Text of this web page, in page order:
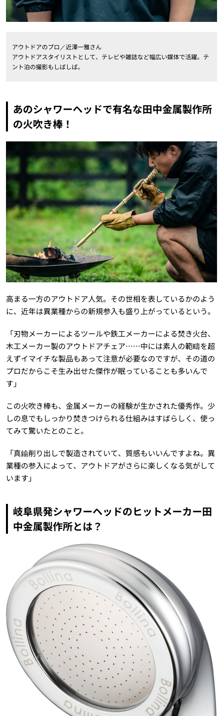
アウトドアのプロ／近澤一雅さん
アウトドアスタイリストとして、テレビや雑誌など幅広い媒体で活躍。テ
ント泊の撮影もしばしば。
あのシャワーヘッドで有名な田中金属製作所
の火吹き棒！
高まる一方のアウトドア人気。その世相を表しているかのよう
に、近年は異業種からの新規参入も盛り上がっているという。
「刃物メーカーによるツールや鉄工メーカーによる焚き火台、
木工メーカー製のアウトドアチェア……中には素人の範疇を超
えずイマイチな製品もあって注意が必要なのですが、その道の
プロだからこそ生み出せた傑作が眠っていることも多いんで
す」
この火吹き棒も、金属メーカーの経験が生かされた優秀作。少
しの息でもしっかり焚きつけられる仕組みはすばらしく、使っ
てみて驚いたとのこと。
「真鍮削り出しで製造されていて、質感もいいんですよね。異
業種の参入によって、アウトドアがさらに楽しくなる気がして
います」
岐阜県発シャワーヘッドのヒットメーカー田
中金属製作所とは？